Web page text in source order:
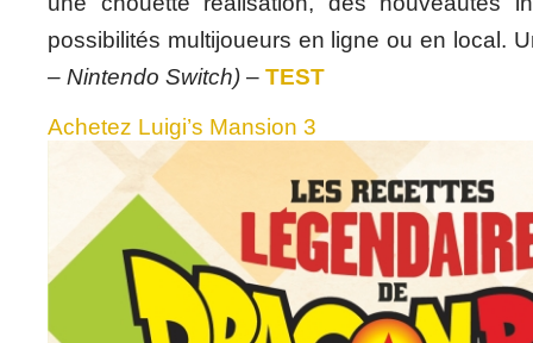
possibilités multijoueurs en ligne ou en local.
– Nintendo Switch) – TEST
Achetez Luigi’s Mansion 3